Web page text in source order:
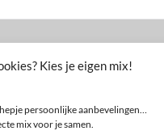
Kies je eigen mix!
persoonlijke aanbevelingen…
mix voor je samen.